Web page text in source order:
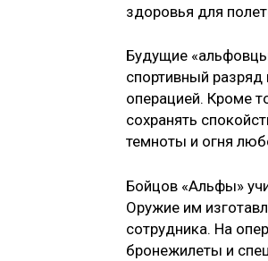
здоровья для
Будущие
спортивный
операцией. Кроме
сохранять
темноты и огня
Бойцов «Альфы»
Оружие им
сотрудника. На
бронежилеты и